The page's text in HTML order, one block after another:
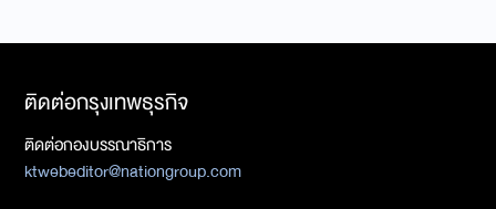
ติดต่อกรุงเทพธุรกิจ
ติดต่อกองบรรณาธิการ
ktwebeditor@nationgroup.com